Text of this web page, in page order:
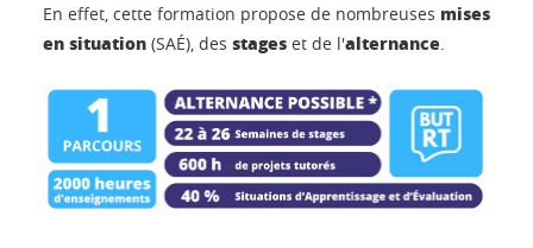
En effet, cette formation propose de nombreuses mises
en situation (SAÉ), des stages et de l'alternance.